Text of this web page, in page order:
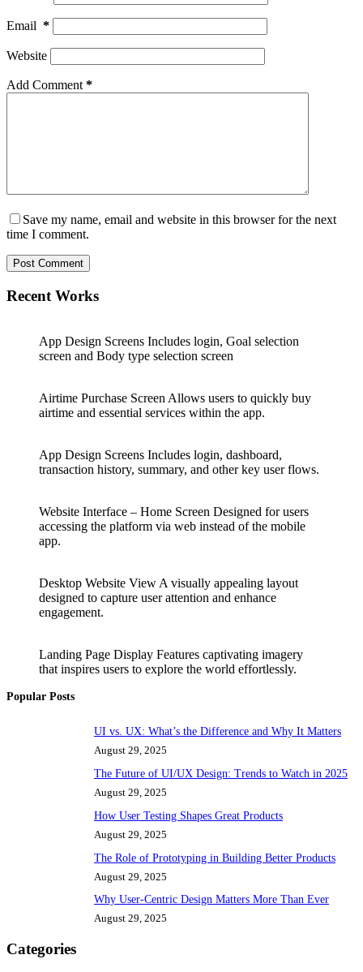
Email *
Website
Add Comment *
Save my name, email and website in this browser for the next
time I comment.
Post Comment
Recent Works
App Design Screens Includes login, Goal selection
screen and Body type selection screen
Airtime Purchase Screen Allows users to quickly buy
airtime and essential services within the app.
App Design Screens Includes login, dashboard,
transaction history, summary, and other key user flows.
Website Interface – Home Screen Designed for users
accessing the platform via web instead of the mobile
app.
Desktop Website View A visually appealing layout
designed to capture user attention and enhance
engagement.
Landing Page Display Features captivating imagery
that inspires users to explore the world effortlessly.
Popular Posts
UI vs. UX: What’s the Difference and Why It Matters
August 29, 2025
The Future of UI/UX Design: Trends to Watch in 2025
August 29, 2025
How User Testing Shapes Great Products
August 29, 2025
The Role of Prototyping in Building Better Products
August 29, 2025
Why User-Centric Design Matters More Than Ever
August 29, 2025
Categories